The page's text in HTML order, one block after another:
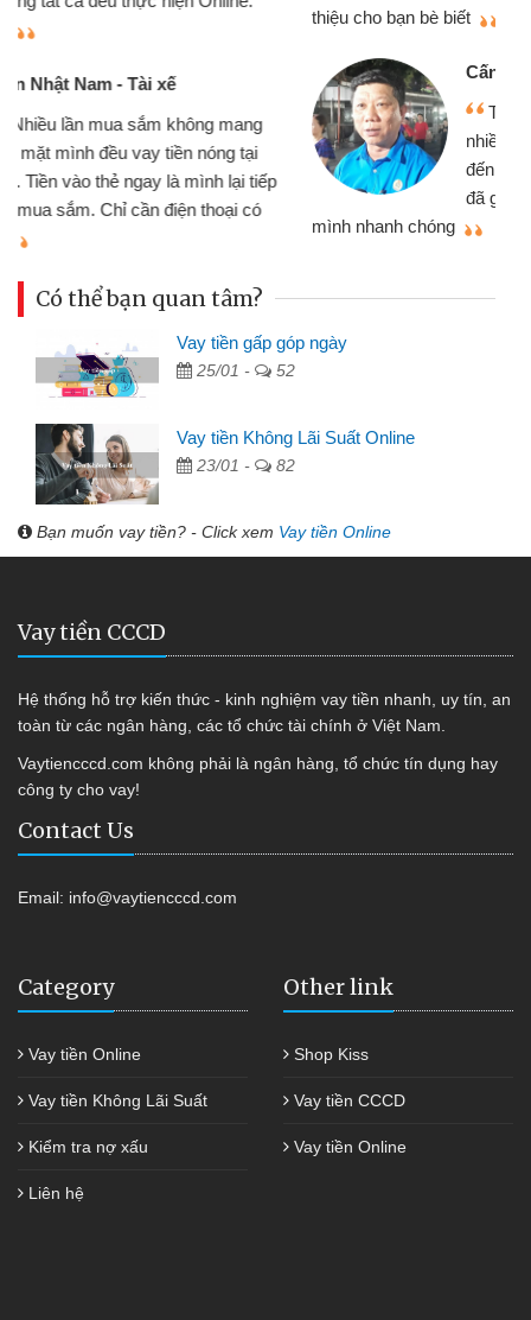
thiệu cho bạn bè biết
Cấn Văn Lực - Tạp hóa
Tôi kinh doanh buôn bán nhỏ lẻ
nhiều lúc cần vốn nhập hàng, nhờ biết
đến website qua bạn bè giới thiệu tôi
đã giải quyết được công việc của
Có thể bạn quan tâm?
Vay tiền gấp góp ngày
25/01 - 52
Vay tiền Không Lãi Suất Online
23/01 - 82
Bạn muốn vay tiền? - Click xem Vay tiền Online
Vay tiền CCCD
Hệ thống hỗ trợ kiến thức - kinh nghiệm vay tiền nhanh, uy tín, an
toàn từ các ngân hàng, các tổ chức tài chính ở Việt Nam.
Vaytiencccd.com không phải là ngân hàng, tổ chức tín dụng hay
công ty cho vay!
Contact Us
Email: info@vaytiencccd.com
Category
Vay tiền Online
Vay tiền Không Lãi Suất
Kiểm tra nợ xấu
Liên hệ
Other link
Shop Kiss
Vay tiền CCCD
Vay tiền Online